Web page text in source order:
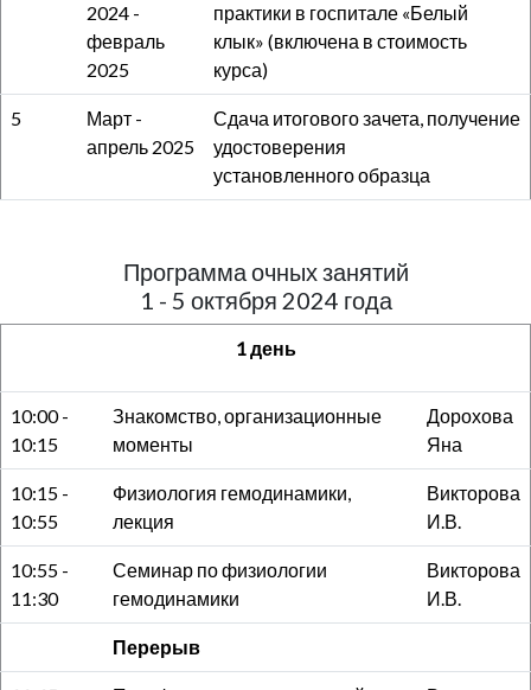
2024 -
февраль
2025
практики в госпитале «Белый
клык» (включена в стоимость
курса)
5
Март -
апрель 2025
Сдача итогового зачета, получение
удостоверения
установленного образца
Программа очных занятий
1 - 5 октября 2024 года
1 день
10:00 -
10:15
Знакомство, организационные
моменты
Дорохова
Яна
10:15 -
10:55
Физиология гемодинамики,
лекция
Викторова
И.В.
10:55 -
11:30
Семинар по физиологии
гемодинамики
Викторова
И.В.
Перерыв